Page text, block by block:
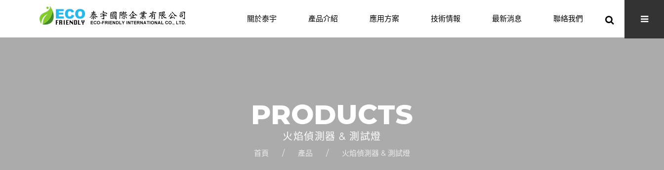
關於泰宇 產品介紹 應用方案 技術情報 最新消息 聯絡我們
PRODUCTS
火焰偵測器 & 測試燈
首頁 產品 火焰偵測器 & 測試燈